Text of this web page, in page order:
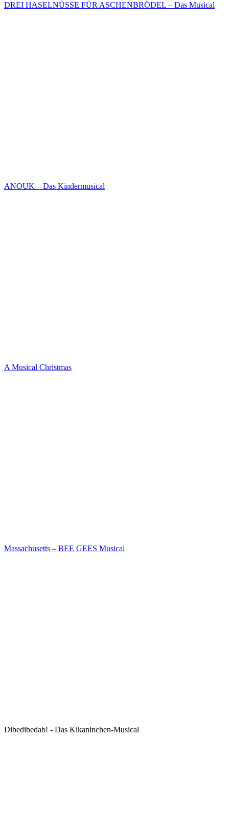
DREI HASELNÜSSE FÜR ASCHENBRÖDEL – Das Musical
ANOUK – Das Kindermusical
A Musical Christmas
Massachusetts – BEE GEES Musical
Dibedibedab! - Das Kikaninchen-Musical